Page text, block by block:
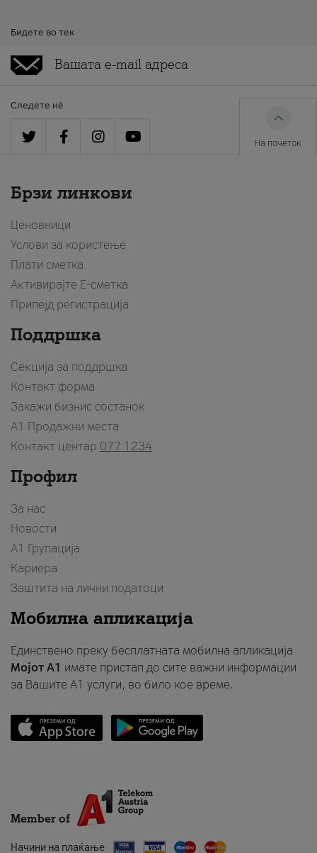
Бидете во тек
Следете нè
На почеток
Брзи линкови
Ценовници
Услови за користење
Плати сметка
Активирајте Е-сметка
Припејд регистрација
Поддршка
Секција за поддршка
Контакт форма
Закажи бизнис состанок
A1 Продажни места
Контакт центар 077 1234
Профил
За нас
Новости
А1 Групација
Кариера
Заштита на лични податоци
Мобилна апликација
Единствено преку бесплатната мобилна апликација
Мојот A1 имате пристап до сите важни информации
за Вашите A1 услуги, во било кое време.
Member of
Начини на плаќање